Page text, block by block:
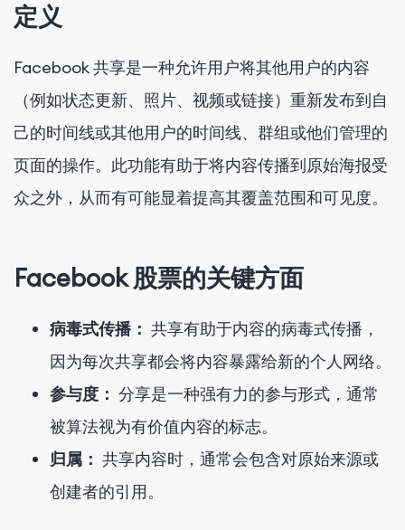
定义
Facebook 共享是一种允许用户将其他用户的内容
（例如状态更新、照片、视频或链接）重新发布到自
己的时间线或其他用户的时间线、群组或他们管理的
页面的操作。此功能有助于将内容传播到原始海报受
众之外，从而有可能显着提高其覆盖范围和可见度。
Facebook 股票的关键方面
病毒式传播： 共享有助于内容的病毒式传播，
因为每次共享都会将内容暴露给新的个人网络。
参与度： 分享是一种强有力的参与形式，通常
被算法视为有价值内容的标志。
归属： 共享内容时，通常会包含对原始来源或
创建者的引用。